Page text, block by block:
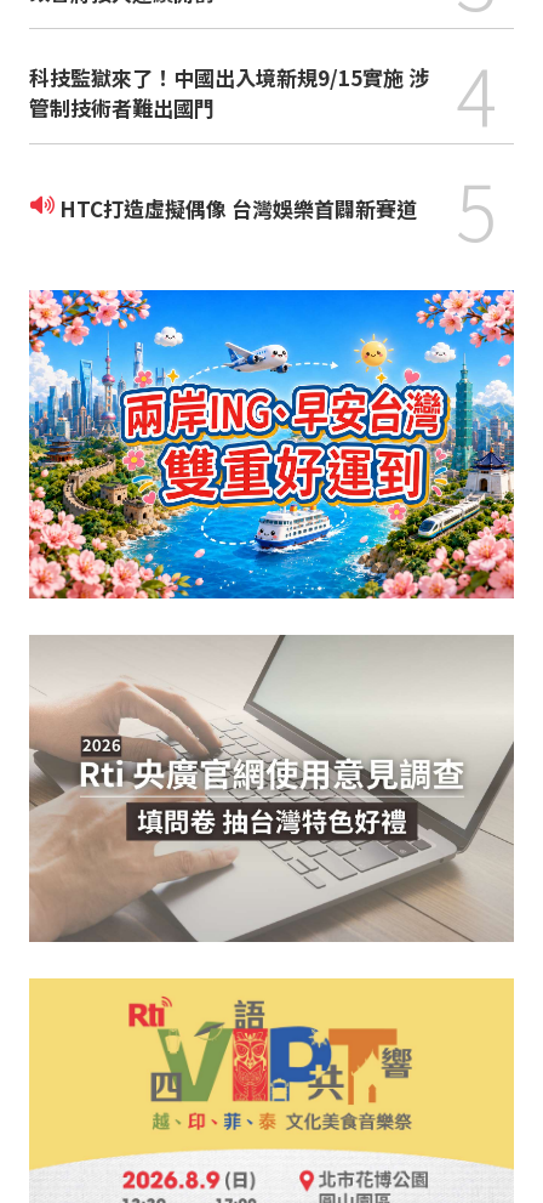
科技監獄來了！中國出入境新規9/15實施 涉
管制技術者難出國門
4
HTC打造虛擬偶像 台灣娛樂首闢新賽道 5